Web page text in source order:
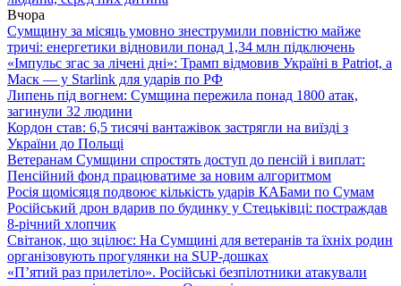
Вчора
Сумщину за місяць умовно знеструмили повністю майже
тричі: енергетики відновили понад 1,34 млн підключень
«Імпульс згас за лічені дні»: Трамп відмовив Україні в Patriot, а
Маск — у Starlink для ударів по РФ
Липень під вогнем: Сумщина пережила понад 1800 атак,
загинули 32 людини
Кордон став: 6,5 тисячі вантажівок застрягли на виїзді з
України до Польщі
Ветеранам Сумщини спростять доступ до пенсій і виплат:
Пенсійний фонд працюватиме за новим алгоритмом
Росія щомісяця подвоює кількість ударів КАБами по Сумам
Російський дрон вдарив по будинку у Стецьківці: постраждав
8-річний хлопчик
Світанок, що зцілює: На Сумщині для ветеранів та їхніх родин
організовують прогулянки на SUP-дошках
«П’ятий раз прилетіло». Російські безпілотники атакували